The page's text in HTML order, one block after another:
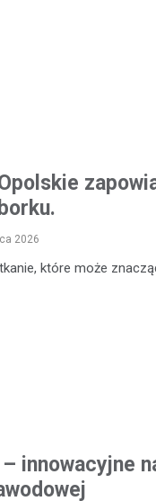
2026
które może
innowacyjne